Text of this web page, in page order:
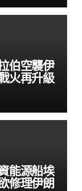
伯空襲伊
火再升級
能源船埃
修理伊朗